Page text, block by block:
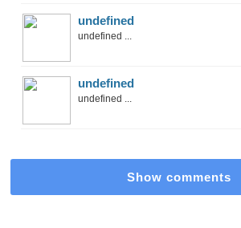
undefined
undefined ...
undefined
undefined ...
Show comments